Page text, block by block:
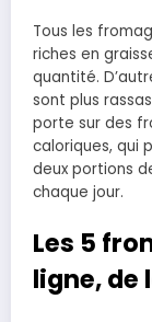
Tous les
riches en
quantité.
sont plus
porte sur des
caloriques, qui
deux portions
chaque jour.
Les 5
ligne, de